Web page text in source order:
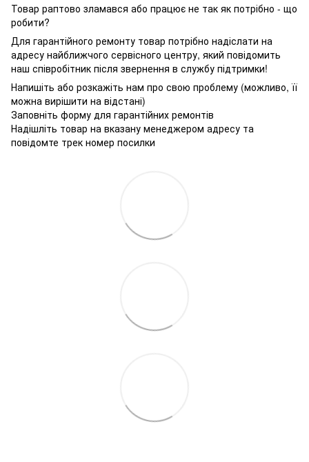
Товар раптово зламався або працює не так як потрібно - що
робити?
Для гарантійного ремонту товар потрібно надіслати на
адресу найближчого сервісного центру, який повідомить
наш співробітник після звернення в службу підтримки!
Напишіть або розкажіть нам про свою проблему (можливо, її
можна вирішити на відстані)
Заповніть форму для гарантійних ремонтів
Надішліть товар на вказану менеджером адресу та
повідомте трек номер посилки